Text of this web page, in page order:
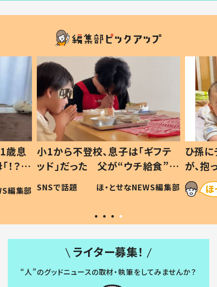
歳息
？」
編集部
小1から不登校、息子は「ギフテ
ッド」だった 父が“ウチ給食”を
作り続ける理由とは #令和の親
#令和の子
SNSで話題 ほ・とせなNEWS編集部
ひ孫
が、
「涙が
い」
ライター募集！
“人”のグッドニュースの取材・執筆をしてみませんか？